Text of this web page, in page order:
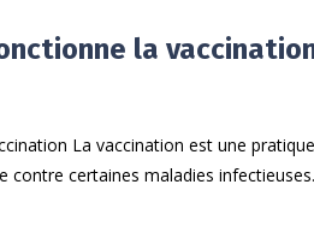
la
La vaccination est une
contre certaines maladies